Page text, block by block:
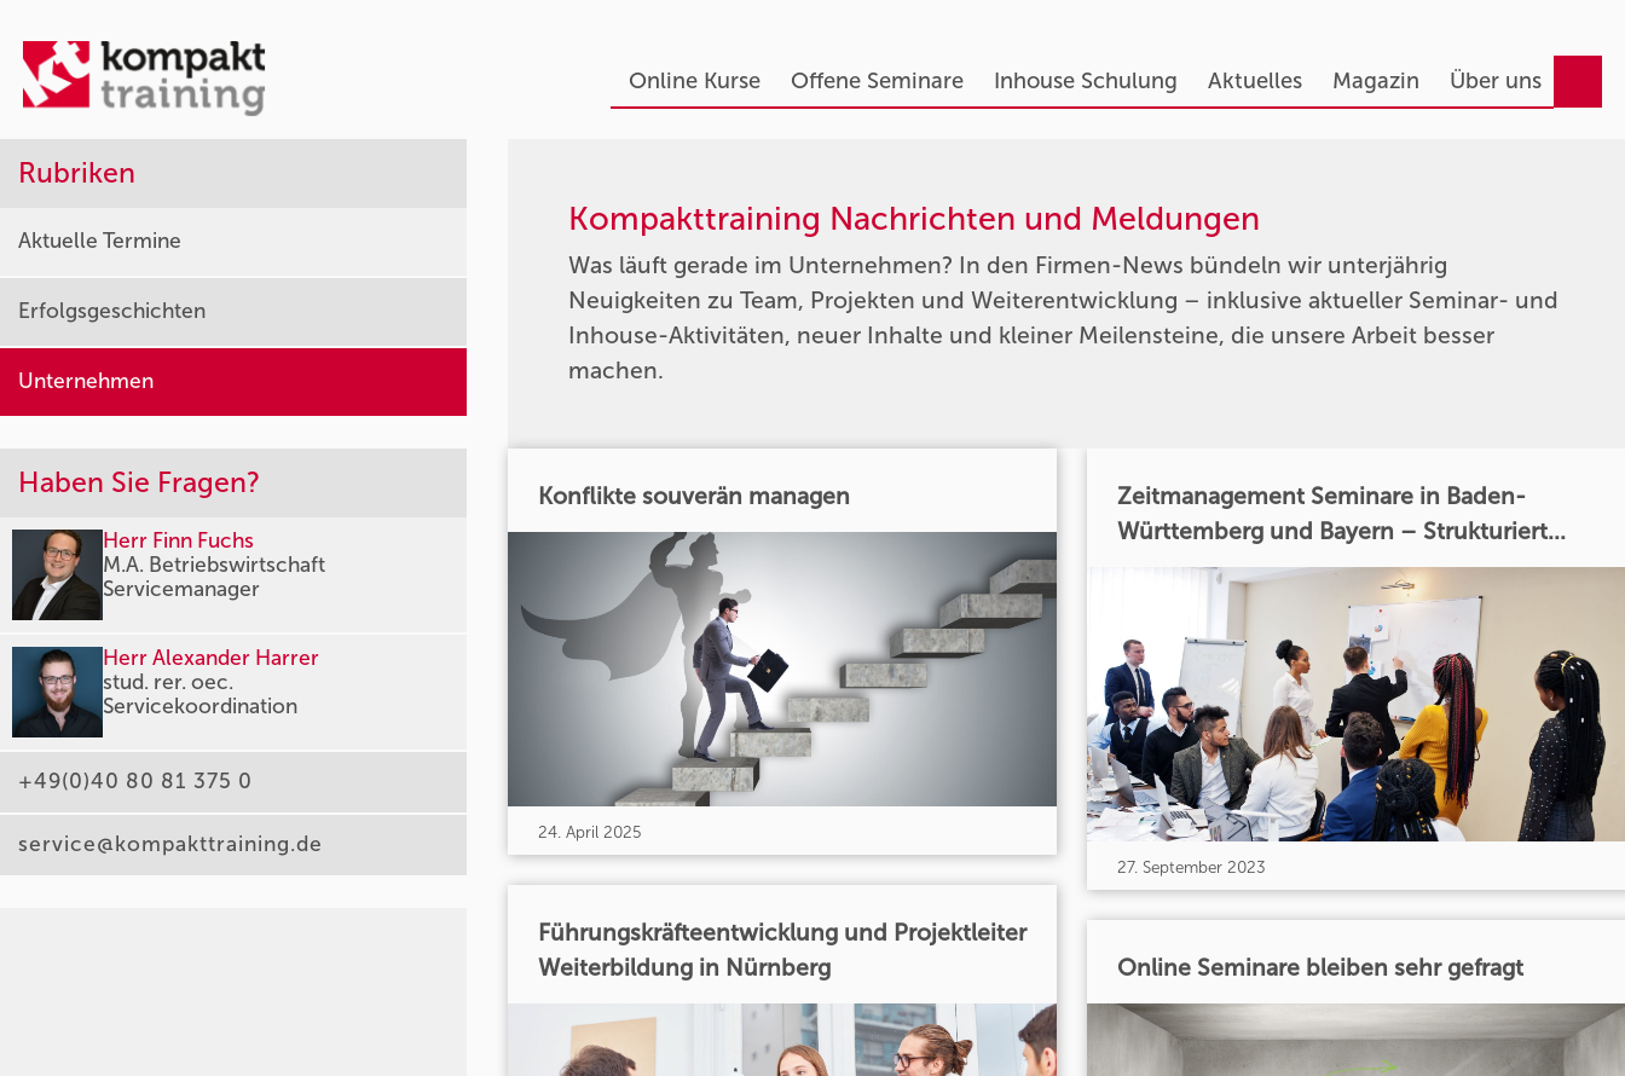
Online Kurse Offene Seminare Inhouse Schulung Aktuelles Magazin Über uns
Kompakttraining Nachrichten und Meldungen
Was läuft gerade im Unternehmen? In den Firmen-News bündeln wir unterjährig
Neuigkeiten zu Team, Projekten und Weiterentwicklung – inklusive aktueller Seminar- und
Inhouse-Aktivitäten, neuer Inhalte und kleiner Meilensteine, die unsere Arbeit besser
machen.
Konflikte souverän managen
24. April 2025
Führungskräfteentwicklung und Projektleiter
Weiterbildung in Nürnberg
Zeitmanagement Seminare in Baden-
Württemberg und Bayern – Strukturiert...
27. September 2023
Online Seminare bleiben sehr gefragt
Rubriken
Aktuelle Termine
Erfolgsgeschichten
Unternehmen
Haben Sie Fragen?
Herr Finn Fuchs
M.A. Betriebswirtschaft
Servicemanager
Herr Alexander Harrer
stud. rer. oec.
Servicekoordination
+49(0)40 80 81 375 0
service@kompakttraining.de